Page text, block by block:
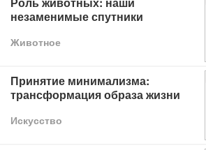
незаменимые спутники
Животное
Принятие минимализма:
трансформация образа жизни
Искусство